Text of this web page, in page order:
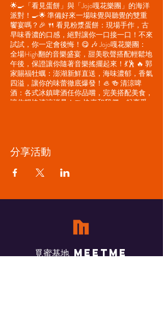
🌟🍳「看見蛋餅」與「Jojo嘎花樂團」的海洋
派對！🍳🌟 準備好來一場味覺與聽覺的雙重
饗宴嗎？🎉 🍴 看見粉漿蛋餅：現場手作，古
早味香濃的口感，絕對讓你一口接一口！不來
試試，你一定會後悔！😋 🎶 Jojo嘎花樂團：
全場High翻的音樂盛宴，甜美歌聲搭配輕鬆地
午後，保證讓你隨著音樂搖擺起來！💃🕺 🔥 郭
家賜福牡蠣：澎湖新鮮直送，海味濃郁，香氣
四溢，讓你的味蕾徹底爆發！🦪 🍻 清涼啤
酒：各式冰鎮啤酒任你品嚐，完美搭配美食，
讓你暢快清涼消暑！🍺 快來和我們一起享受
分享活動
​覓蜜基地 Meetme